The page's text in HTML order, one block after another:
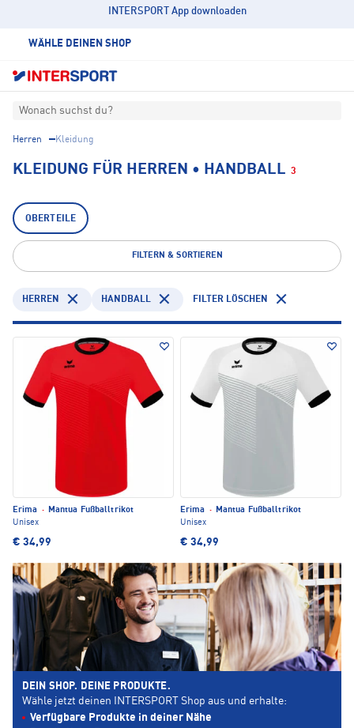
INTERSPORT App downloaden
WÄHLE DEINEN SHOP
Wonach suchst du?
Herren Kleidung
KLEIDUNG FÜR HERREN • HANDBALL 3
OBERTEILE
FILTERN & SORTIEREN
HERREN HANDBALL FILTER LÖSCHEN
Erima ·
Mantua Fußballtrikot
Unisex
€ 34,99
Erima ·
Mantua Fußballtrikot
Unisex
€ 34,99
DEIN SHOP. DEINE PRODUKTE.
Wähle jetzt deinen INTERSPORT Shop aus und erhalte:
Verfügbare Produkte in deiner Nähe